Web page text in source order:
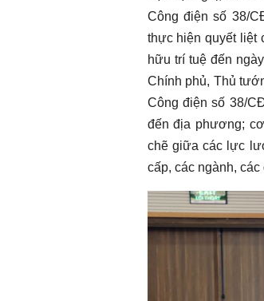
Công điện số 38/
thực hiện quyết liệt
hữu trí tuệ đến
Chính phủ, Thủ
Công điện số 38/
đến địa phương;
chẽ giữa các lực
cấp, các ngành,